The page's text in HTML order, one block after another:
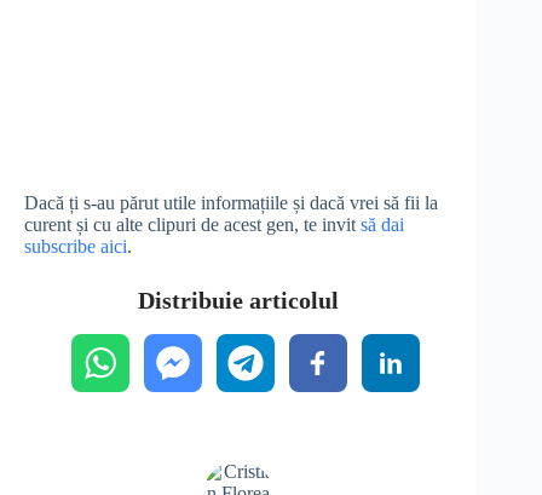
Dacă ți s-au părut utile informațiile și dacă vrei să fii la
curent și cu alte clipuri de acest gen, te invitsă dai
subscribe aici.
Distribuie articolul